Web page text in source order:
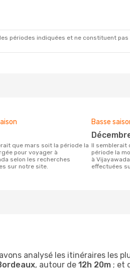
périodes indiquées et ne constituent
pour voyager à
selon les recherches
sur notre site.
Basse
Il semblerait que décembre soit la
période la
à
effectuées
analysé les itinéraires les
, autour de 12h 20m ; et